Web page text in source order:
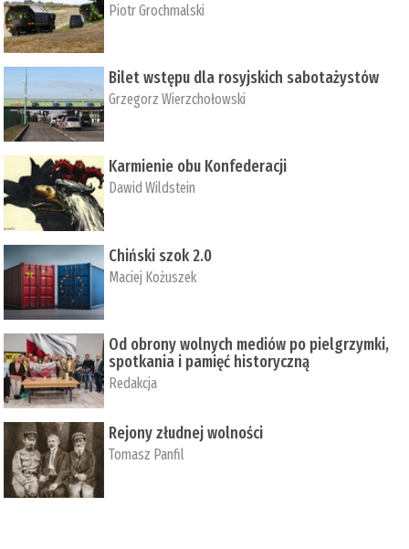
Piotr Grochmalski
Bilet wstępu dla rosyjskich sabotażystów
Grzegorz Wierzchołowski
Karmienie obu Konfederacji
Dawid Wildstein
Chiński szok 2.0
Maciej Kożuszek
Od obrony wolnych mediów po pielgrzymki,
spotkania i pamięć historyczną
Redakcja
Rejony złudnej wolności
Tomasz Panfil